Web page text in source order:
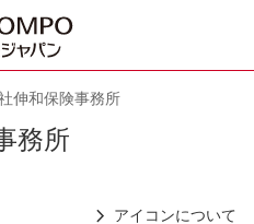
伸和保険事務所
務所
アイコンについて